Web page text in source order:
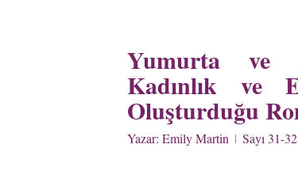
Yumurta ve
Kadınlık ve
Oluşturduğu
Yazar:Emily Martin Sayı 31-